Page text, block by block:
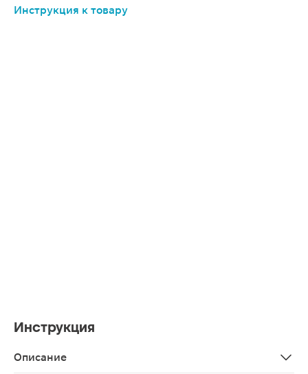
Инструкция к товару
Инструкция
Описание